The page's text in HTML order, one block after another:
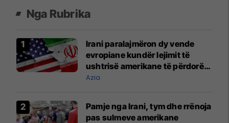
Nga Rubrika
Irani paralajmëron dy vende
evropiane kundër lejimit të
ushtrisë amerikane të përdorë
bazat e saj
Azia
Pamje nga Irani, tym dhe rrënoja
pas sulmeve amerikane